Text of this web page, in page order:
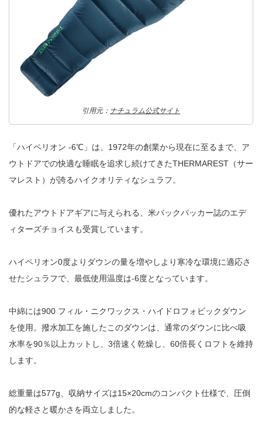
引用元： ナチュラム公式サイト
「ハイペリオン -6℃」は、1972年の創業から現在に至るまで、ア
ウトドアでの快適な睡眠を追求し続けてきたTHERMAREST（サー
マレスト）が誇るハイクオリティなシュラフ。
優れたアウトドアギアに与えられる、米バックパッカー誌のエデ
ィターズチョイスも受賞しています。
ハイペリオン0度よりダウンの量を増やしより寒冷な環境に適応さ
せたシュラフで、最低使用温度は-6度となっています。
中綿には900 フィル・ニクワックス・ハイドロフォビックダウン
を使用。撥水加工を施したこのダウンは、通常のダウンに比べ吸
水率を90％以上カットし、3倍速く乾燥し、60倍長くロフトを維持
します。
総重量は577g、収納サイズは15×20cmのコンパクト仕様で、圧倒
的な軽さと暖かさを両立しました。